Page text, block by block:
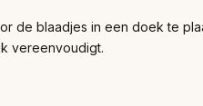
de blaadjes in een doek te
vereenvoudigt.